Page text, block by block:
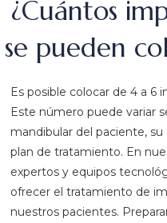
¿Cuántos
se pueden
Es posible colocar de 4 a 6
Este número puede variar
mandibular del paciente,
plan de tratamiento. En
expertos y equipos
ofrecer el tratamiento de
nuestros pacientes.